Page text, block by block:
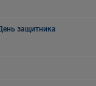
защитника